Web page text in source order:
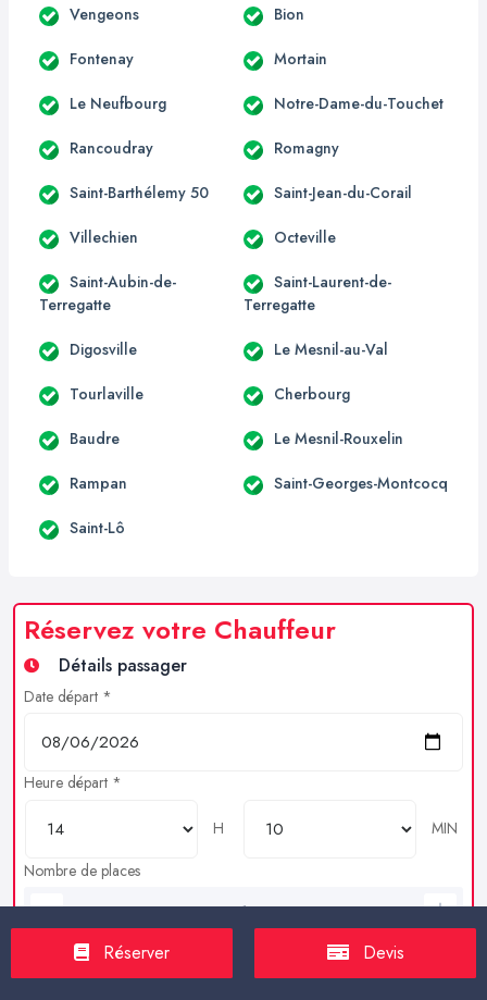
Vengeons Bion
Fontenay Mortain
Le Neufbourg Notre-Dame-du-Touchet
Rancoudray Romagny
Saint-Barthélemy 50 Saint-Jean-du-Corail
Villechien Octeville
Saint-Aubin-de-
Terregatte
Saint-Laurent-de-
Terregatte
Digosville Le Mesnil-au-Val
Tourlaville Cherbourg
Baudre Le Mesnil-Rouxelin
Rampan Saint-Georges-Montcocq
Saint-Lô
Réservez votre Chauffeur
Détails passager
Date départ *
Heure départ *
H
MIN
Nombre de places
Bagages en soutes
Réserver Devis